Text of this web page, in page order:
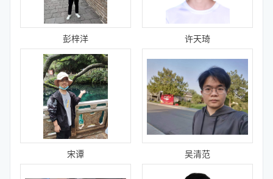
彭梓洋 许天琦
宋谭 吴清范